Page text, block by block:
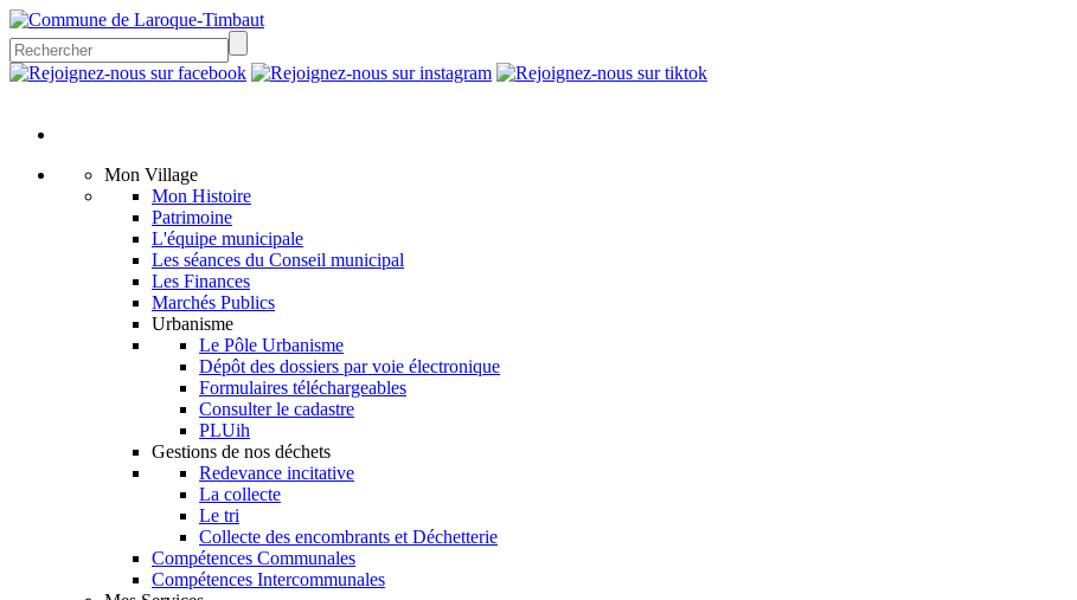
Mon Village
Mon Histoire
Patrimoine
L'équipe municipale
Les séances du Conseil municipal
Les Finances
Marchés Publics
Urbanisme
Le Pôle Urbanisme
Dépôt des dossiers par voie électronique
Formulaires téléchargeables
Consulter le cadastre
PLUih
Gestions de nos déchets
Redevance incitative
La collecte
Le tri
Collecte des encombrants et Déchetterie
Compétences Communales
Compétences Intercommunales